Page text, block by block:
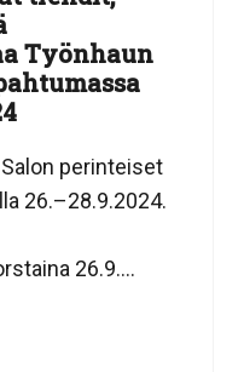
Työnhaun
perinteiset
26.–28.9.2024.
26.9....